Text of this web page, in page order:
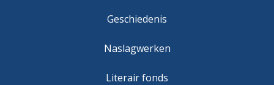
Geschiedenis
Naslagwerken
Literair fonds